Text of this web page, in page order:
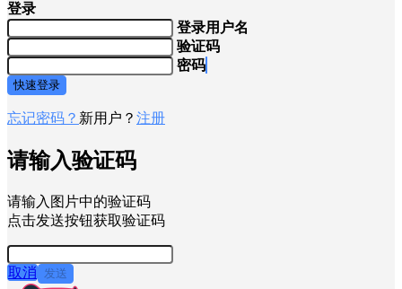
登录
登录用户名
验证码
密码
快速登录
忘记密码？ 新用户？ 注册
请输入验证码
请输入图片中的验证码
点击发送按钮获取验证码
取消 发送